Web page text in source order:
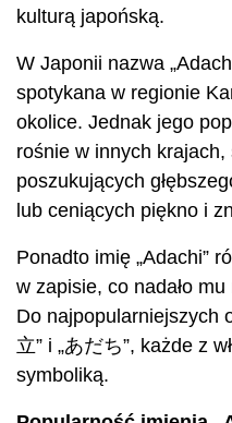
kulturą japońską.
W Japonii nazwa
spotykana w regionie
okolice. Jednak jego
rośnie w innych
poszukujących
lub ceniących piękno i
Ponadto imię „Adachi”
w zapisie, co nadało
Do najpopularniejszych
立” i „あだち”, każde z
symboliką.